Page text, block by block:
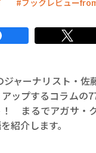
ブックレビュー
ジャーナリスト・
ップするコラムの
まるでアガサ・
紹介します。